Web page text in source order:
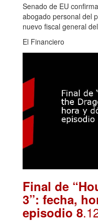
Senado de EU
abogado personal del
nuevo fiscal general
El Financiero
Final de
3”: fecha,
episodio 8